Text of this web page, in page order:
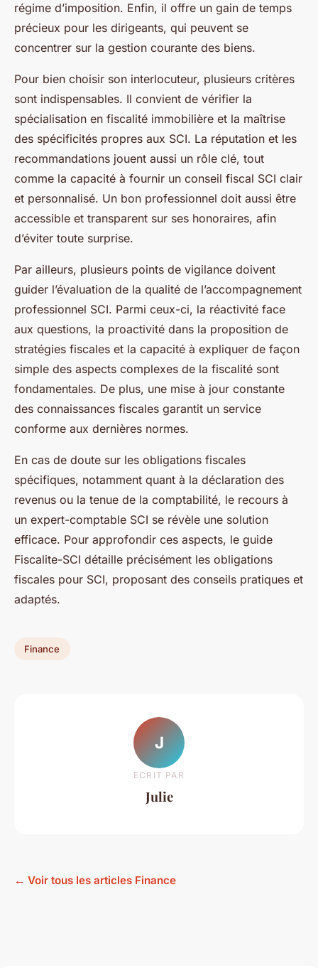
régime d’imposition. Enfin, il offre un gain de temps
précieux pour les dirigeants, qui peuvent se
concentrer sur la gestion courante des biens.
Pour bien choisir son interlocuteur, plusieurs critères
sont indispensables. Il convient de vérifier la
spécialisation en fiscalité immobilière et la maîtrise
des spécificités propres aux SCI. La réputation et les
recommandations jouent aussi un rôle clé, tout
comme la capacité à fournir un conseil fiscal SCI clair
et personnalisé. Un bon professionnel doit aussi être
accessible et transparent sur ses honoraires, afin
d’éviter toute surprise.
Par ailleurs, plusieurs points de vigilance doivent
guider l’évaluation de la qualité de l’accompagnement
professionnel SCI. Parmi ceux-ci, la réactivité face
aux questions, la proactivité dans la proposition de
stratégies fiscales et la capacité à expliquer de façon
simple des aspects complexes de la fiscalité sont
fondamentales. De plus, une mise à jour constante
des connaissances fiscales garantit un service
conforme aux dernières normes.
En cas de doute sur les obligations fiscales
spécifiques, notamment quant à la déclaration des
revenus ou la tenue de la comptabilité, le recours à
un expert-comptable SCI se révèle une solution
efficace. Pour approfondir ces aspects, le guide
Fiscalite-SCI détaille précisément les obligations
fiscales pour SCI, proposant des conseils pratiques et
adaptés.
Finance
J
ECRIT PAR
Julie
← Voir tous les articles Finance